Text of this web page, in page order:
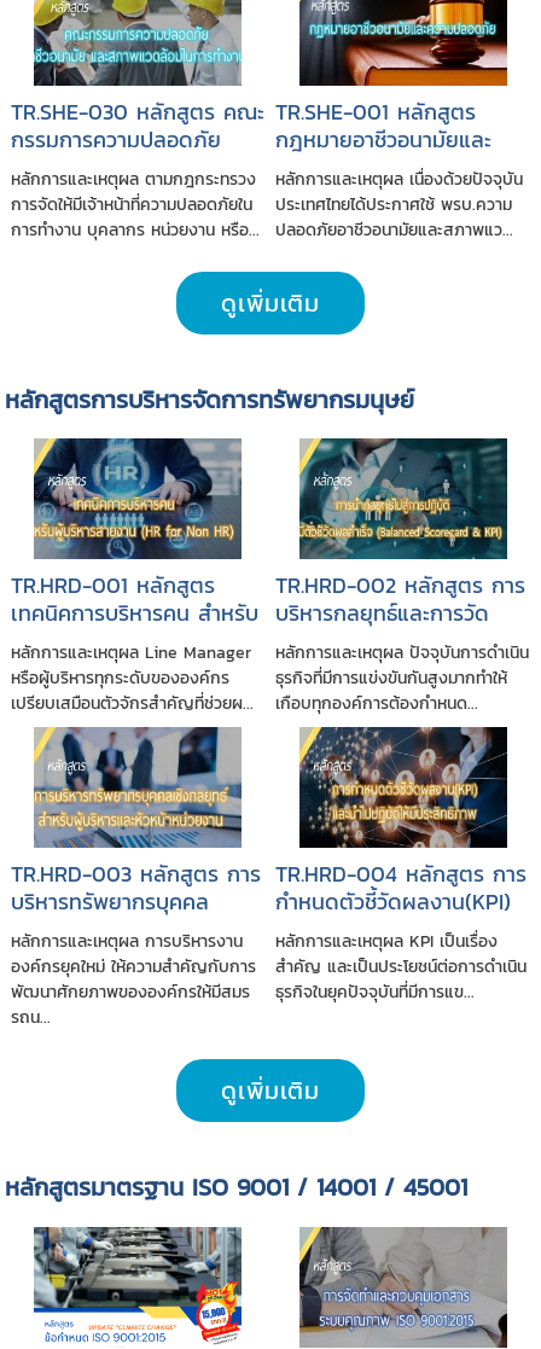
TR.SHE-030 หลักสูตร คณะ
กรรมการความปลอดภัย
อาชีวอนามัยและสภาพ
แวดล้อมในการทำงาน (คปอ.)
หลักการและเหตุผล ตามกฎกระทรวง
การจัดให้มีเจ้าหน้าที่ความปลอดภัยใน
การทำงาน บุคลากร หน่วยงาน หรือ...
TR.SHE-001 หลักสูตร
กฎหมายอาชีวอนามัยและ
ความปลอดภัย และการ
ประเมินความสอดคล้อง
กฎหมายตามระบบ ISO
หลักการและเหตุผล เนื่องด้วยปัจจุบัน
ประเทศไทยได้ประกาศใช้ พรบ.ความ
ปลอดภัยอาชีวอนามัยและสภาพแว...
ดูเพิ่มเติม
หลักสูตรการบริหารจัดการทรัพยากรมนุษย์
TR.HRD-001 หลักสูตร
เทคนิคการบริหารคน สำหรับ
ผู้บริหารสายงาน (HR for
Non HR)
หลักการและเหตุผล Line Manager
หรือผู้บริหารทุกระดับขององค์กร
เปรียบเสมือนตัวจักรสำคัญที่ช่วยผ...
TR.HRD-002 หลักสูตร การ
บริหารกลยุทธ์และการวัด
ประเมินผลการดำเนินงาน
ด้วย Balanced Scorecard
& KPI
หลักการและเหตุผล ปัจจุบันการดำเนิน
ธุรกิจที่มีการแข่งขันกันสูงมากทำให้
เกือบทุกองค์การต้องกำหนด...
TR.HRD-003 หลักสูตร การ
บริหารทรัพยากรบุคคล
เชิงกลยุทธ์ สำหรับผู้บริหาร
และหัวหน้าหน่วยงาน
หลักการและเหตุผล การบริหารงาน
องค์กรยุคใหม่ ให้ความสำคัญกับการ
พัฒนาศักยภาพขององค์กรให้มีสมร
รถน...
TR.HRD-004 หลักสูตร การ
กำหนดตัวชี้วัดผลงาน(KPI)
และนำไปปฏิบัติให้มี
ประสิทธิภาพ
หลักการและเหตุผล KPI เป็นเรื่อง
สำคัญ และเป็นประโยชน์ต่อการดำเนิน
ธุรกิจในยุคปัจจุบันที่มีการแข...
ดูเพิ่มเติม
หลักสูตรมาตรฐาน ISO 9001 / 14001 / 45001